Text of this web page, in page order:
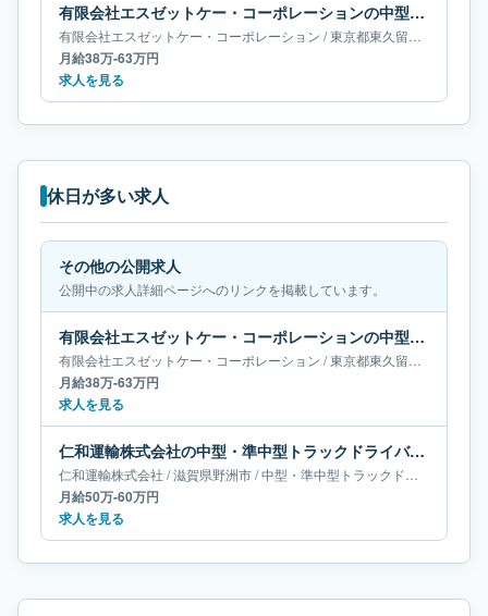
有限会社エスゼットケー・コーポレーションの中型・準中型トラックドライバー求人｜東京都東久留米市｜月給38万-63万円
有限会社エスゼットケー・コーポレーション /東京都東久留米市
月給38万-63万円
求人を見る
休日が多い求人
その他の公開求人
公開中の求人詳細ページへのリンクを掲載しています。
有限会社エスゼットケー・コーポレーションの中型・準中型トラックドライバー求人｜東京都東久留米市｜月給38万-63万円
有限会社エスゼットケー・コーポレーション /東京都東久留米市
月給38万-63万円
求人を見る
仁和運輸株式会社の中型・準中型トラックドライバー求人｜滋賀県野洲市｜月給50万-60万円
仁和運輸株式会社 /滋賀県野洲市/中型・準中型トラックドライバー
月給50万-60万円
求人を見る